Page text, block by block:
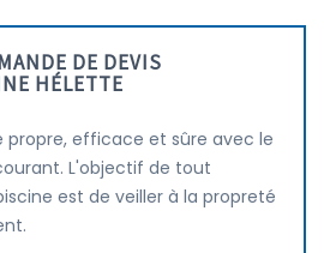
DE DEVIS
HÉLETTE
propre, efficace et sûre avec le
L'objectif de tout
est de veiller à la propreté